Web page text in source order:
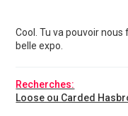
Cool. Tu va pouvoir
belle expo.
Recherches:
Loose ou Carded